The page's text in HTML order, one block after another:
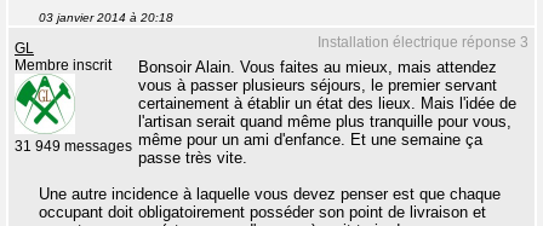
03 janvier 2014 à 20:18
Installation électrique réponse 3
GL
Membre inscrit
31 949 messages
Bonsoir Alain. Vous faites au mieux, mais attendez
vous à passer plusieurs séjours, le premier servant
certainement à établir un état des lieux. Mais l'idée de
l'artisan serait quand même plus tranquille pour vous,
même pour un ami d'enfance. Et une semaine ça
passe très vite.
Une autre incidence à laquelle vous devez penser est que chaque
occupant doit obligatoirement posséder son point de livraison et